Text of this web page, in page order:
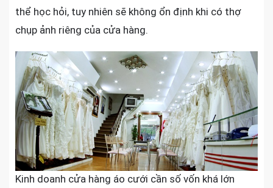
thể học hỏi, tuy nhiên sẽ không ổn định khi có thợ
chụp ảnh riêng của cửa hàng.
Kinh doanh cửa hàng áo cưới cần số vốn khá lớn